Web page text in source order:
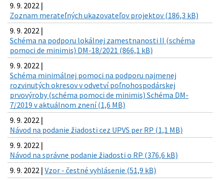
9. 9. 2022 |
Zoznam merateľných ukazovateľov projektov (186,3 kB)
9. 9. 2022 |
Schéma na podporu lokálnej zamestnanosti II (schéma
pomoci de minimis) DM-18/2021 (866,1 kB)
9. 9. 2022 |
Schéma minimálnej pomoci na podporu najmenej
rozvinutých okresov v odvetví poľnohospodárskej
prvovýroby (schéma pomoci de minimis) Schéma DM-
7/2019 v aktuálnom znení (1,6 MB)
9. 9. 2022 |
Návod na podanie žiadosti cez UPVS per RP (1,1 MB)
9. 9. 2022 |
Návod na správne podanie žiadosti o RP (376,6 kB)
9. 9. 2022 | Vzor - čestné vyhlásenie (51,9 kB)